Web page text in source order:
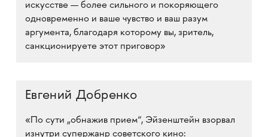
искусстве — более сильного и покоряющего
одновременно и ваше чувство и ваш разум
аргумента, благодаря которому вы, зритель,
санкционируете этот приговор»
Евгений Добренко
«По сути „обнажив прием“, Эйзенштейн взорвал
изнутри супержанр советского кино: